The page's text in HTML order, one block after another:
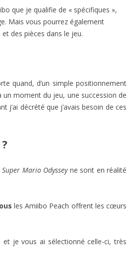
que je qualifie de « spécifiques »,
Mais vous pourrez également
des pièces dans le jeu.
quand, d’un simple positionnement
un moment du jeu, une succession de
j’ai décrété que j’avais besoin de ces
?
Super Mario Odysseyne sont en réalité
les Amiibo Peach offrent les cœurs
je vous ai sélectionné celle-ci, très